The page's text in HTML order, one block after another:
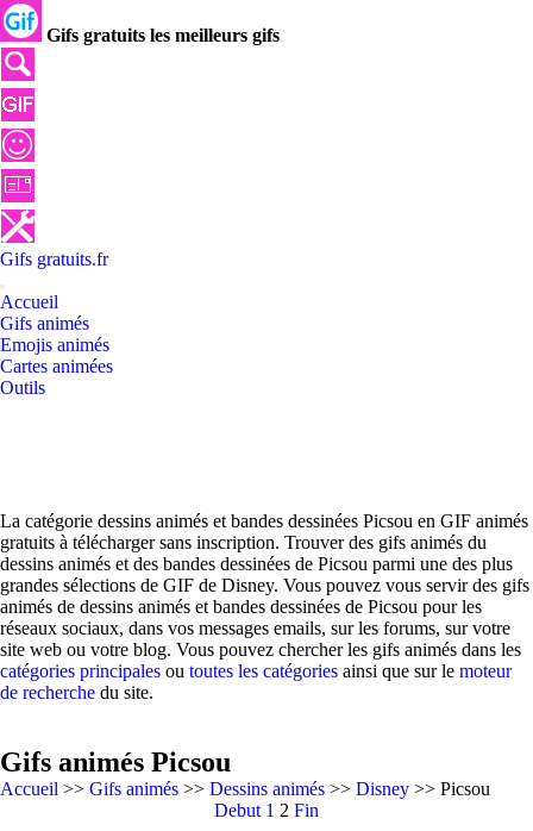
Gifs gratuits les meilleurs gifs
Gifs gratuits.fr
Accueil
Gifs animés
Emojis animés
Cartes animées
Outils
La catégorie dessins animés et bandes dessinées Picsou en GIF animés
gratuits à télécharger sans inscription. Trouver des gifs animés du
dessins animés et des bandes dessinées de Picsou parmi une des plus
grandes sélections de GIF de Disney. Vous pouvez vous servir des gifs
animés de dessins animés et bandes dessinées de Picsou pour les
réseaux sociaux, dans vos messages emails, sur les forums, sur votre
site web ou votre blog. Vous pouvez chercher les gifs animés dans les
catégories principales ou toutes les catégories ainsi que sur le moteur
de recherche du site.
Gifs animés Picsou
Accueil >> Gifs animés >> Dessins animés >> Disney >> Picsou
Debut 1 2 Fin